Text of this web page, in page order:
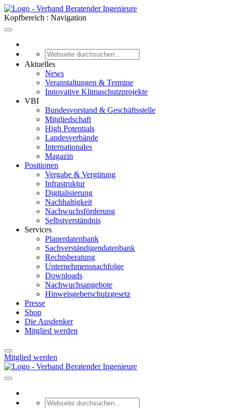
Kopfbereich : Navigation
Aktuelles
News
Veranstaltungen & Termine
Innovative Klimaschutzprojekte
VBI
Bundesvorstand & Geschäftsstelle
Mitgliedschaft
High Potentials
Landesverbände
Internationales
Magazin
Positionen
Vergabe & Vergütung
Infrastruktur
Digitalisierung
Nachhaltigkeit
Nachwuchsförderung
Selbstverständnis
Services
Planerdatenbank
Sachverständigendatenbank
Rechtsberatung
Unternehmensnachfolge
Downloads
Nachwuchsangebote
Hinweisgeberschutzgesetz
Presse
Shop
Die Ausdenker
Mitglied werden
Mitglied werden